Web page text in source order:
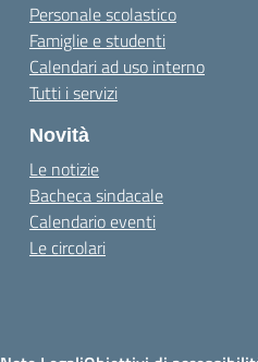
Personale scolastico
Famiglie e studenti
Calendari ad uso interno
Tutti i servizi
Novità
Le notizie
Bacheca sindacale
Calendario eventi
Le circolari